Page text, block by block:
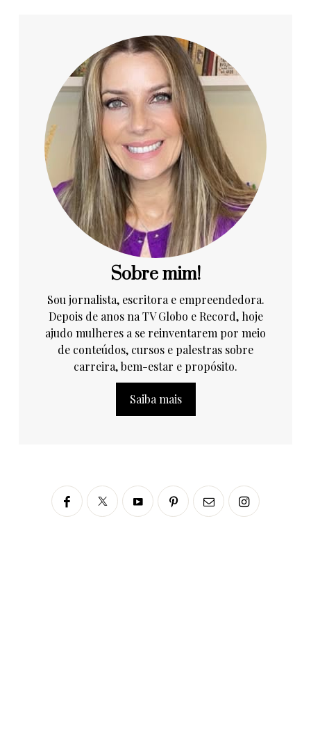
Sobre mim!
Sou jornalista, escritora e empreendedora.
Depois de anos na TV Globo e Record, hoje
ajudo mulheres a se reinventarem por meio
de conteúdos, cursos e palestras sobre
carreira, bem-estar e propósito.
Saiba mais